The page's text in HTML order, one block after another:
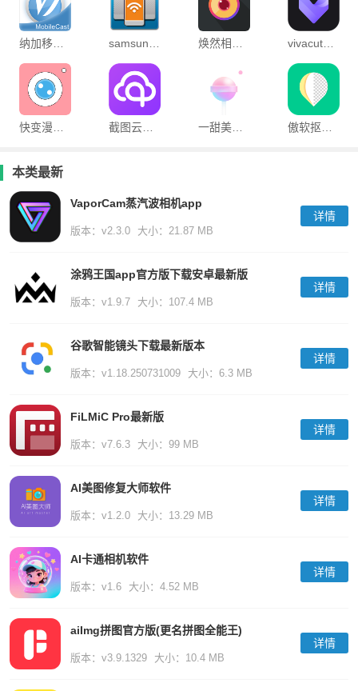
纳加移动拍客安卓版 vivacut剪辑软件
截图云安卓免费版 一甜美颜相机app最新版
本类最新
VaporCam蒸汽波相机app
版本：v2.3.0 大小：21.87 MB
详情
涂鸦王国app官方版下载安卓最新版
版本：v1.9.7 大小：107.4 MB
详情
谷歌智能镜头下载最新版本
版本：v1.18.250731009 大小：6.3 MB
详情
FiLMiC Pro最新版
版本：v7.6.3 大小：99 MB
详情
AI美图修复大师软件
版本：v1.2.0 大小：13.29 MB
详情
AI卡通相机软件
版本：v1.6 大小：4.52 MB
详情
aiImg拼图官方版(更名拼图全能王)
版本：v3.9.1329 大小：10.4 MB
详情